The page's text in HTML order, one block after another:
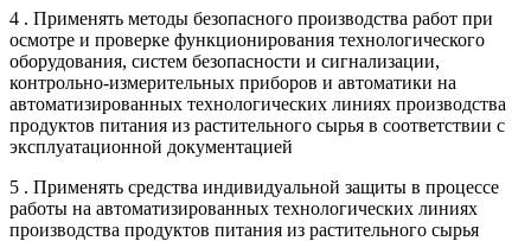
4 . Применять методы безопасного производства работ при
осмотре и проверке функционирования технологического
оборудования, систем безопасности и сигнализации,
контрольно-измерительных приборов и автоматики на
автоматизированных технологических линиях производства
продуктов питания из растительного сырья в соответствии с
эксплуатационной документацией
5 . Применять средства индивидуальной защиты в процессе
работы на автоматизированных технологических линиях
производства продуктов питания из растительного сырья